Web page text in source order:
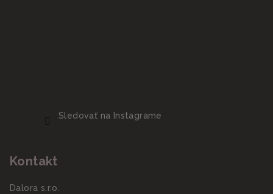
Sledovať na Instagrame
Kontakt
Dalora s.r.o.